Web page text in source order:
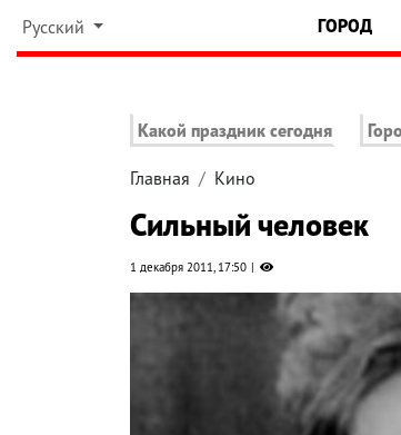
Русский ГОРОД
Какой праздник сегодня
Главная Кино
Сильный человек
1 декабря 2011, 17:50